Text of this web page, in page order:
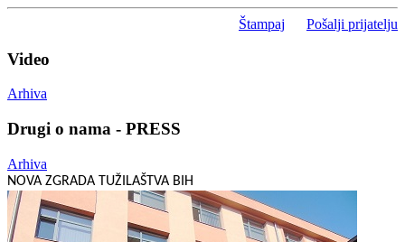
Štampaj Pošalji prijatelju
Video
Arhiva
Drugi o nama - PRESS
Arhiva
NOVA ZGRADA TUŽILAŠTVA BIH